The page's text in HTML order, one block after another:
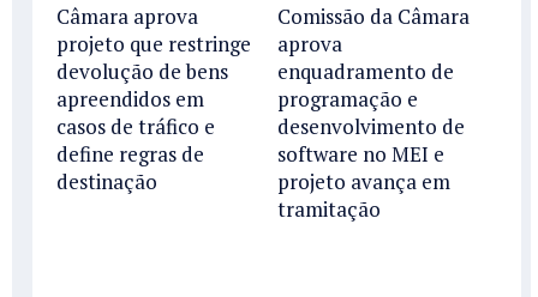
Câmara aprova
projeto que restringe
devolução de bens
apreendidos em
casos de tráfico e
define regras de
destinação
Comissão da Câmara
aprova
enquadramento de
programação e
desenvolvimento de
software no MEI e
projeto avança em
tramitação